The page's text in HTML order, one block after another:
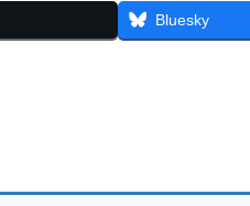
Bluesky